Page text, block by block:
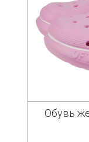
Обувь